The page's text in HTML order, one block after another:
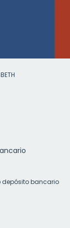
bancario